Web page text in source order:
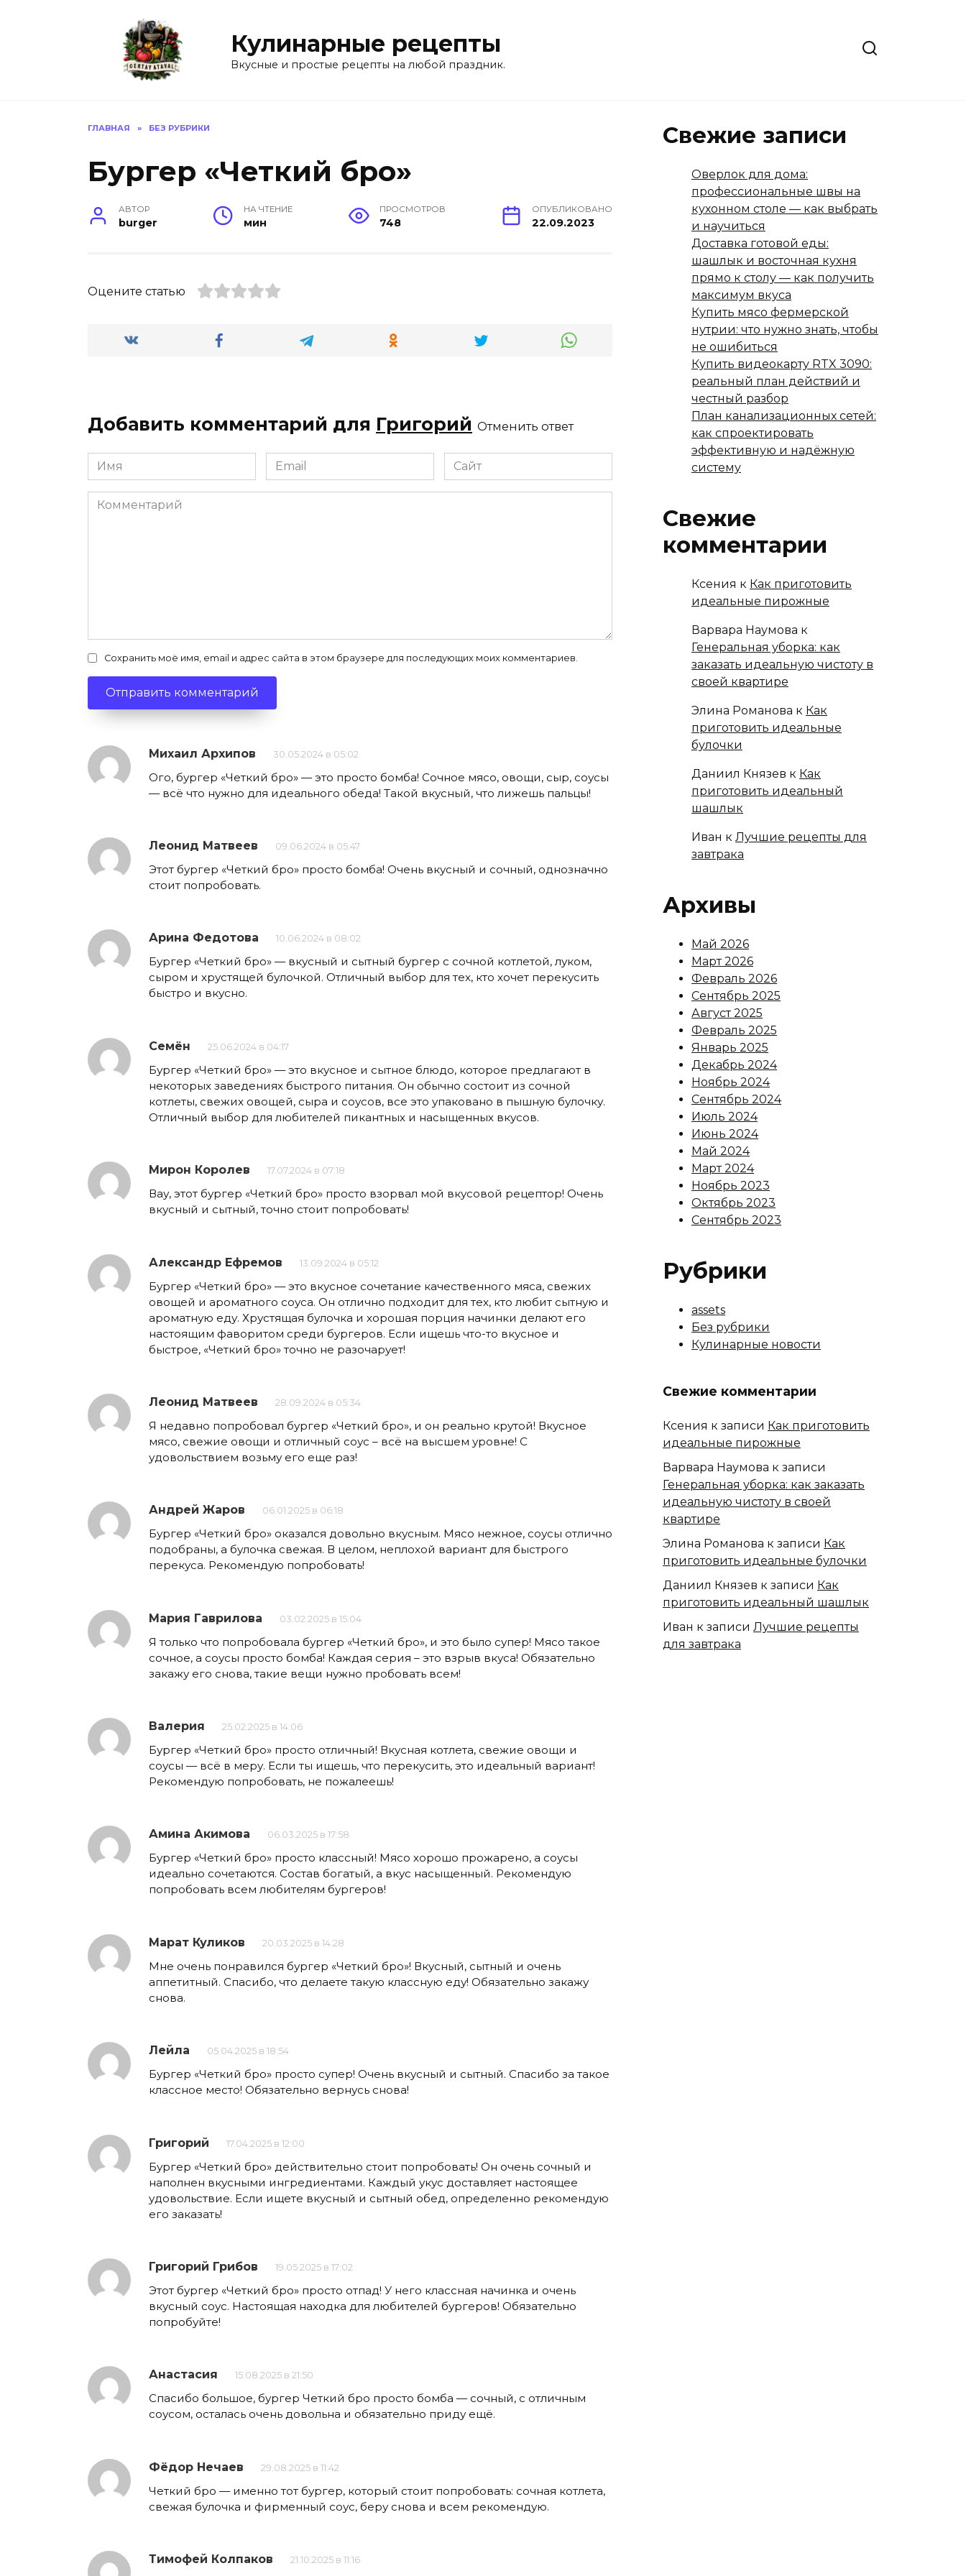
Кулинарные рецепты
Вкусные и простые рецепты на любой праздник.
ГЛАВНАЯ » БЕЗ РУБРИКИ
Бургер «Четкий бро»
АВТОР
burger
НА ЧТЕНИЕ
мин
ПРОСМОТРОВ
748
ОПУБЛИКОВАНО
22.09.2023
Оцените статью
Добавить комментарий для Григорий Отменить ответ
Имя
*
Email
*
Сайт
Комментарий
Сохранить моё имя, email и адрес сайта в этом браузере для последующих моих комментариев.
Михаил Архипов 30.05.2024 в 05:02
Ого, бургер «Четкий бро» — это просто бомба! Сочное мясо, овощи, сыр, соусы
— всё что нужно для идеального обеда! Такой вкусный, что лижешь пальцы!
Леонид Матвеев 09.06.2024 в 05:47
Этот бургер «Четкий бро» просто бомба! Очень вкусный и сочный, однозначно
стоит попробовать.
Арина Федотова 10.06.2024 в 08:02
Бургер «Четкий бро» — вкусный и сытный бургер с сочной котлетой, луком,
сыром и хрустящей булочкой. Отличный выбор для тех, кто хочет перекусить
быстро и вкусно.
Семён 25.06.2024 в 04:17
Бургер «Четкий бро» — это вкусное и сытное блюдо, которое предлагают в
некоторых заведениях быстрого питания. Он обычно состоит из сочной
котлеты, свежих овощей, сыра и соусов, все это упаковано в пышную булочку.
Отличный выбор для любителей пикантных и насыщенных вкусов.
Мирон Королев 17.07.2024 в 07:18
Вау, этот бургер «Четкий бро» просто взорвал мой вкусовой рецептор! Очень
вкусный и сытный, точно стоит попробовать!
Александр Ефремов 13.09.2024 в 05:12
Бургер «Четкий бро» — это вкусное сочетание качественного мяса, свежих
овощей и ароматного соуса. Он отлично подходит для тех, кто любит сытную и
ароматную еду. Хрустящая булочка и хорошая порция начинки делают его
настоящим фаворитом среди бургеров. Если ищешь что-то вкусное и
быстрое, «Четкий бро» точно не разочарует!
Леонид Матвеев 28.09.2024 в 05:34
Я недавно попробовал бургер «Четкий бро», и он реально крутой! Вкусное
мясо, свежие овощи и отличный соус – всё на высшем уровне! С
удовольствием возьму его еще раз!
Андрей Жаров 06.01.2025 в 06:18
Бургер «Четкий бро» оказался довольно вкусным. Мясо нежное, соусы отлично
подобраны, а булочка свежая. В целом, неплохой вариант для быстрого
перекуса. Рекомендую попробовать!
Мария Гаврилова 03.02.2025 в 15:04
Я только что попробовала бургер «Четкий бро», и это было супер! Мясо такое
сочное, а соусы просто бомба! Каждая серия – это взрыв вкуса! Обязательно
закажу его снова, такие вещи нужно пробовать всем!
Валерия 25.02.2025 в 14:06
Бургер «Четкий бро» просто отличный! Вкусная котлета, свежие овощи и
соусы — всё в меру. Если ты ищешь, что перекусить, это идеальный вариант!
Рекомендую попробовать, не пожалеешь!
Амина Акимова 06.03.2025 в 17:58
Бургер «Четкий бро» просто классный! Мясо хорошо прожарено, а соусы
идеально сочетаются. Состав богатый, а вкус насыщенный. Рекомендую
попробовать всем любителям бургеров!
Марат Куликов 20.03.2025 в 14:28
Мне очень понравился бургер «Четкий бро»! Вкусный, сытный и очень
аппетитный. Спасибо, что делаете такую классную еду! Обязательно закажу
снова.
Лейла 05.04.2025 в 18:54
Бургер «Четкий бро» просто супер! Очень вкусный и сытный. Спасибо за такое
классное место! Обязательно вернусь снова!
Григорий 17.04.2025 в 12:00
Бургер «Четкий бро» действительно стоит попробовать! Он очень сочный и
наполнен вкусными ингредиентами. Каждый укус доставляет настоящее
удовольствие. Если ищете вкусный и сытный обед, определенно рекомендую
его заказать!
Григорий Грибов 19.05.2025 в 17:02
Этот бургер «Четкий бро» просто отпад! У него классная начинка и очень
вкусный соус. Настоящая находка для любителей бургеров! Обязательно
попробуйте!
Анастасия 15.08.2025 в 21:50
Спасибо большое, бургер Четкий бро просто бомба — сочный, с отличным
соусом, осталась очень довольна и обязательно приду ещё.
Фёдор Нечаев 29.08.2025 в 11:42
Четкий бро — именно тот бургер, который стоит попробовать: сочная котлета,
свежая булочка и фирменный соус, беру снова и всем рекомендую.
Тимофей Колпаков 21.10.2025 в 11:16
Свежие записи
Оверлок для дома:
профессиональные швы на
кухонном столе — как выбрать
и научиться
Доставка готовой еды:
шашлык и восточная кухня
прямо к столу — как получить
максимум вкуса
Купить мясо фермерской
нутрии: что нужно знать, чтобы
не ошибиться
Купить видеокарту RTX 3090:
реальный план действий и
честный разбор
План канализационных сетей:
как спроектировать
эффективную и надёжную
систему
Свежие
комментарии
Ксения к Как приготовить
идеальные пирожные
Варвара Наумова к
Генеральная уборка: как
заказать идеальную чистоту в
своей квартире
Элина Романова к Как
приготовить идеальные
булочки
Даниил Князев к Как
приготовить идеальный
шашлык
Иван к Лучшие рецепты для
завтрака
Архивы
Май 2026
Март 2026
Февраль 2026
Сентябрь 2025
Август 2025
Февраль 2025
Январь 2025
Декабрь 2024
Ноябрь 2024
Сентябрь 2024
Июль 2024
Июнь 2024
Май 2024
Март 2024
Ноябрь 2023
Октябрь 2023
Сентябрь 2023
Рубрики
assets
Без рубрики
Кулинарные новости
Свежие комментарии
Ксения к записи Как приготовить
идеальные пирожные
Варвара Наумова к записи
Генеральная уборка: как заказать
идеальную чистоту в своей
квартире
Элина Романова к записи Как
приготовить идеальные булочки
Даниил Князев к записи Как
приготовить идеальный шашлык
Иван к записи Лучшие рецепты
для завтрака